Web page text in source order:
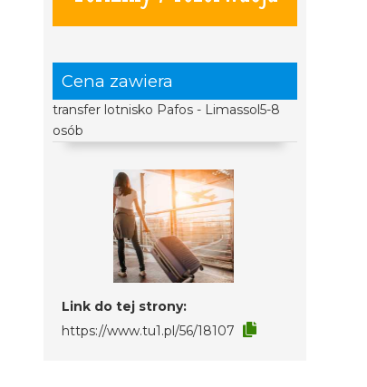
Cena zawiera
transfer lotnisko Pafos - Limassol5-8
osób
Link do tej strony:
https://www.tu1.pl/56/18107